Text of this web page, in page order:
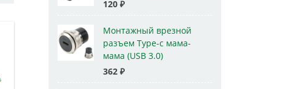
120 ₽
Монтажный врезной
разъем Type-c мама-
мама (USB 3.0)
362 ₽